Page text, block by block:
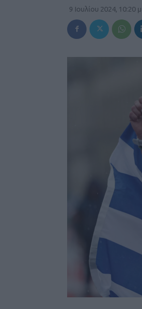
9 Ιουλίου 2024, 10:20